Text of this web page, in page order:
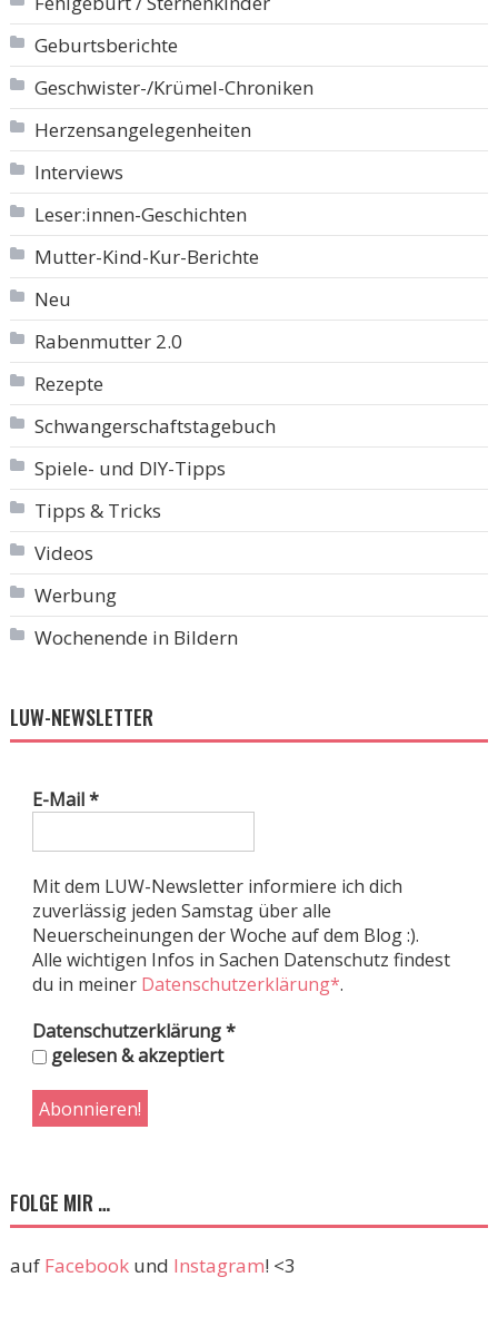
Geburtsberichte
Geschwister-/Krümel-Chroniken
Herzensangelegenheiten
Interviews
Leser:innen-Geschichten
Mutter-Kind-Kur-Berichte
Neu
Rabenmutter 2.0
Rezepte
Schwangerschaftstagebuch
Spiele- und DIY-Tipps
Tipps & Tricks
Videos
Werbung
Wochenende in Bildern
LUW-NEWSLETTER
E-Mail*
Mit dem LUW-Newsletter informiere ich dich
zuverlässig jeden Samstag über alle
Neuerscheinungen der Woche auf dem Blog :).
Alle wichtigen Infos in Sachen Datenschutz findest
du in meiner Datenschutzerklärung*.
Datenschutzerklärung*
gelesen & akzeptiert
FOLGE MIR …
auf Facebookund Instagram! <3